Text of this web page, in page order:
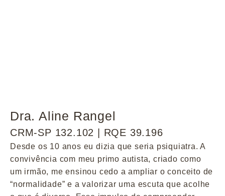
Dra. Aline Rangel
CRM-SP 132.102 | RQE 39.196
Desde os 10 anos eu dizia que seria psiquiatra. A
convivência com meu primo autista, criado como
um irmão, me ensinou cedo a ampliar o conceito de
“normalidade” e a valorizar uma escuta que acolhe